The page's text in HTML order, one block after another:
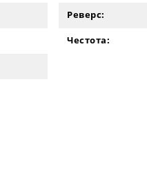
Реверс:
Честота: